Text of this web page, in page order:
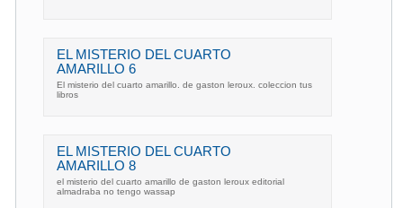
EL MISTERIO DEL CUARTO
AMARILLO 6
El misterio del cuarto amarillo. de gaston leroux. coleccion tus
libros
EL MISTERIO DEL CUARTO
AMARILLO 8
el misterio del cuarto amarillo de gaston leroux editorial
almadraba no tengo wassap